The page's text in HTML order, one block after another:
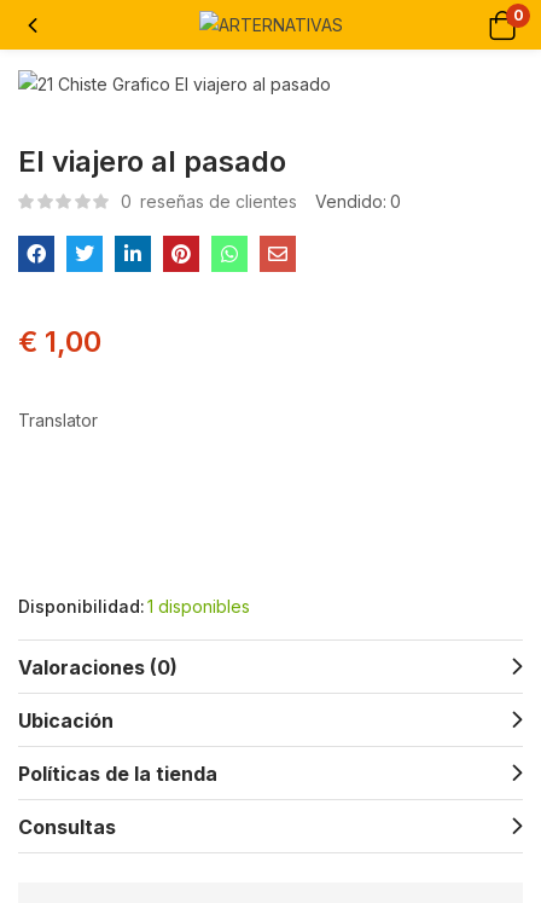
0
El viajero al pasado
0 reseñas de clientes Vendido: 0
€ 1,00
Translator
Disponibilidad:1 disponibles
Valoraciones (0)
Ubicación
Políticas de la tienda
Consultas